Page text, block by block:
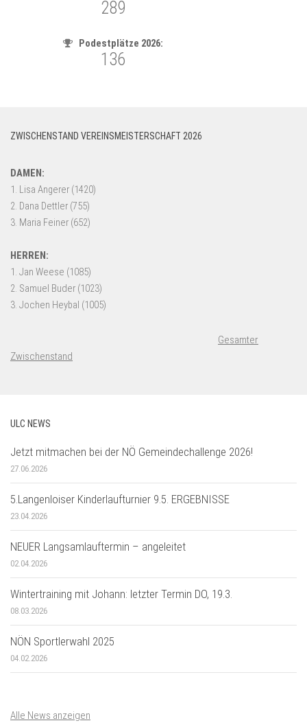
ZWISCHENSTAND VEREINSMEISTERSCHAFT 2026
Gesamter
Zwischenstand
ULC NEWS
Jetzt mitmachen bei der NÖ Gemeindechallenge 2026!
27.06.2026
5.Langenloiser Kinderlaufturnier 9.5. ERGEBNISSE
23.04.2026
NEUER Langsamlauftermin – angeleitet
02.04.2026
Wintertraining mit Johann: letzter Termin DO, 19.3.
08.03.2026
NÖN Sportlerwahl 2025
04.02.2026
Alle News anzeigen